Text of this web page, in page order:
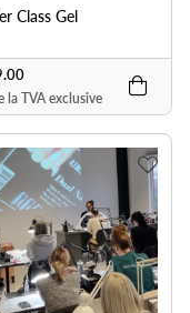
Class Gel
la TVA exclusive